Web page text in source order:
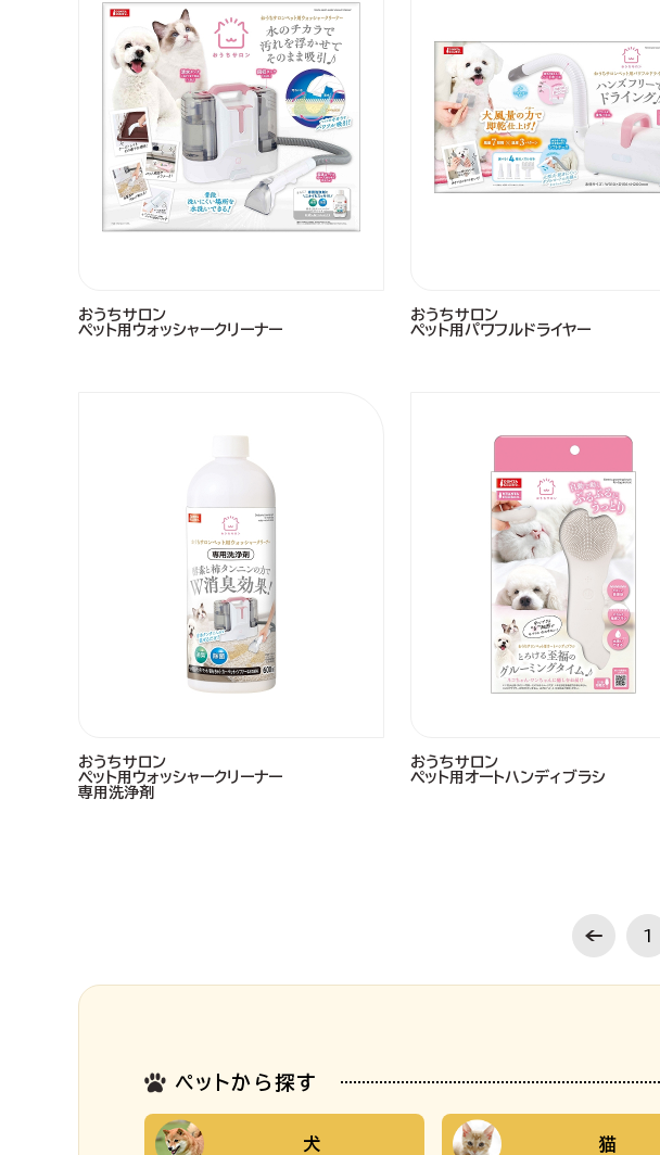
おうちサロン
ペット用ウォッシャークリーナー
おうちサロン
ペット用パワフルドライヤー
おうちサロン
ペット用ウォッシャークリーナー
専用洗浄剤
おうちサロン
ペット用オートハンディブラシ
1
ペットから探す
犬 猫